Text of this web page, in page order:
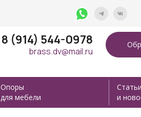
8 (914) 544-0978
brass.dv@mail.ru
Опоры
для мебели
Статьи
и